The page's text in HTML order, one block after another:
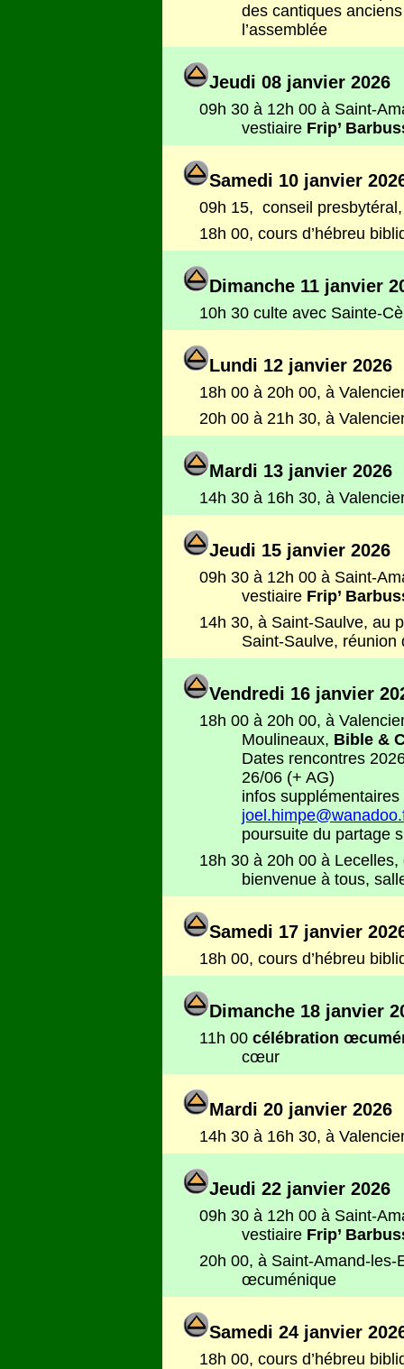
des cantiques
l’assemblée
Jeudi 08 janvier 2026
09h 30 à 12h 00 à Saint-
vestiaire Frip’
Samedi 10 janvier
09h 15, conseil
18h 00, cours d’hébreu
Dimanche 11 janvier
10h 30 culte avec Sainte-
Lundi 12 janvier 2026
18h 00 à 20h 00, à
20h 00 à 21h 30, à
Mardi 13 janvier 2026
14h 30 à 16h 30, à
Jeudi 15 janvier 2026
09h 30 à 12h 00 à Saint-
vestiaire Frip’
14h 30, à Saint-Saulve, au
Saint-Saulve, réunion
Vendredi 16 janvier
18h 00 à 20h 00, à
Moulineaux, Bible &
Dates rencontres
26/06 (+ AG)
infos
poursuite du partage
18h 30 à 20h 00 à
bienvenue à tous,
Samedi 17 janvier
18h 00, cours d’hébreu
Dimanche 18 janvier
11h 00 célébration
cœur
Mardi 20 janvier 2026
14h 30 à 16h 30, à
Jeudi 22 janvier 2026
09h 30 à 12h 00 à Saint-
vestiaire Frip’
20h 00, à Saint-Amand-les-
œcuménique
Samedi 24 janvier
18h 00, cours d’hébreu